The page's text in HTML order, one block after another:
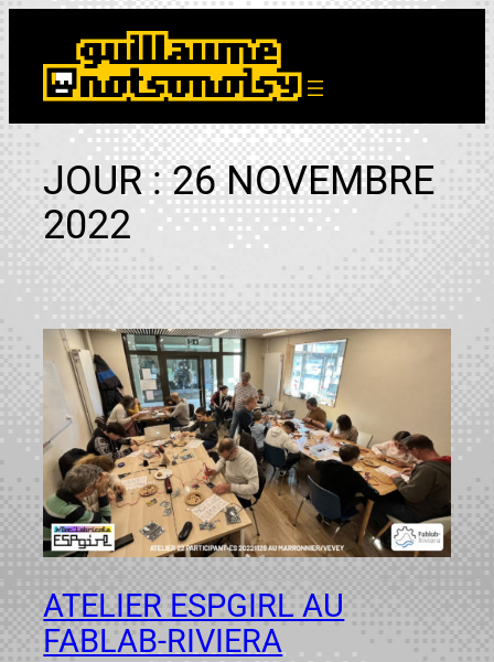
contenu
JOUR :26 NOVEMBRE
2022
ATELIER ESPGIRL AU
FABLAB-RIVIERA